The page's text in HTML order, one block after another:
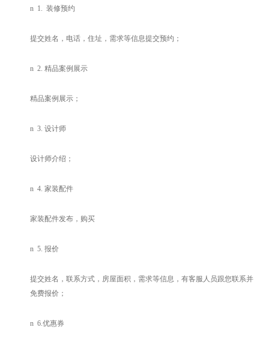
n 1.装修预约
提交姓名，电话，住址，需求等信息提交预约；
n 2.精品案例展示
精品案例展示；
n 3.设计师
设计师介绍；
n 4.家装配件
家装配件发布，购买
n 5.报价
提交姓名，联系方式，房屋面积，需求等信息，有客服人员跟您联系并
免费报价；
n 6.优惠券